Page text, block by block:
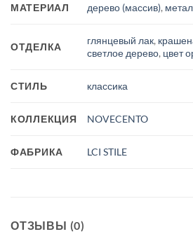
МАТЕРИАЛ дерево (массив),
ОТДЕЛКА
глянцевый лак,
светлое дерево, цвет
СТИЛЬ классика
КОЛЛЕКЦИЯ NOVECENTO
ФАБРИКА LCI STILE
ОТЗЫВЫ (0)